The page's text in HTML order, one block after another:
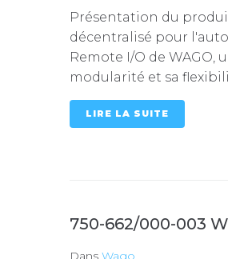
Présentation du
décentralisé pour
Remote I/O de
modularité et sa
LIRE LA SUITE
750-662/000-003
Dans Wago